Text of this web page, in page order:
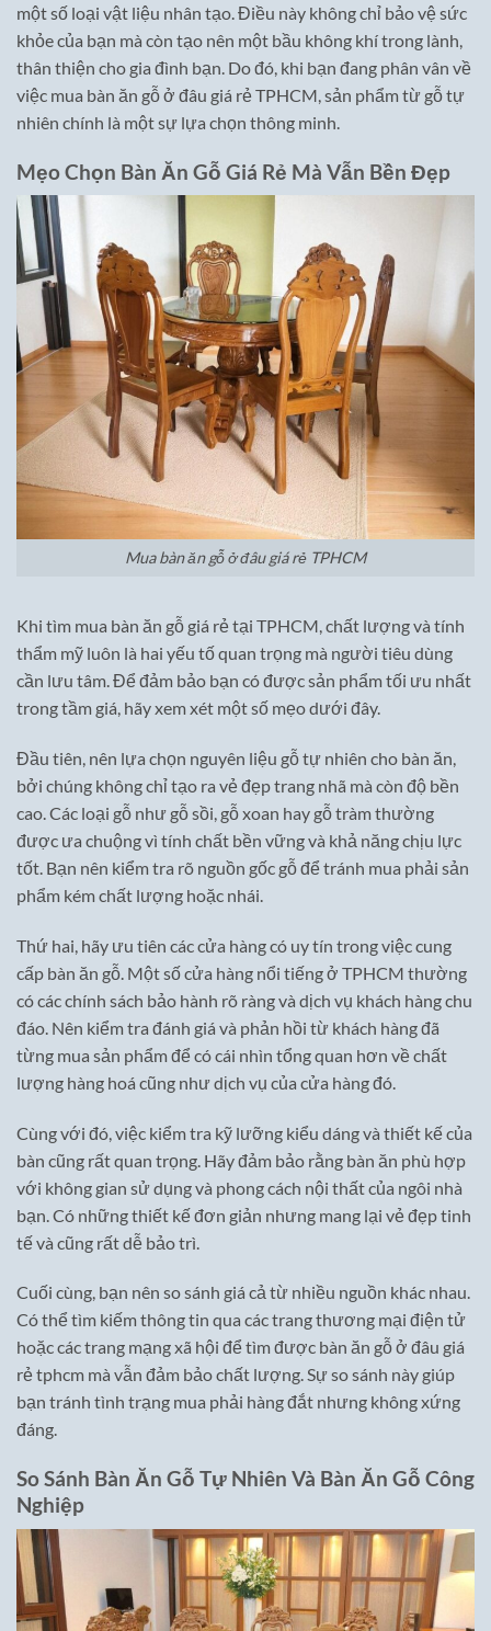
một số loại vật liệu nhân tạo. Điều này không chỉ bảo vệ sức
khỏe của bạn mà còn tạo nên một bầu không khí trong lành,
thân thiện cho gia đình bạn. Do đó, khi bạn đang phân vân về
việc mua bàn ăn gỗ ở đâu giá rẻ TPHCM, sản phẩm từ gỗ tự
nhiên chính là một sự lựa chọn thông minh.
Mẹo Chọn Bàn Ăn Gỗ Giá Rẻ Mà Vẫn Bền Đẹp
Mua bàn ăn gỗ ở đâu giá rẻ TPHCM
Khi tìm mua bàn ăn gỗ giá rẻ tại TPHCM, chất lượng và tính
thẩm mỹ luôn là hai yếu tố quan trọng mà người tiêu dùng
cần lưu tâm. Để đảm bảo bạn có được sản phẩm tối ưu nhất
trong tầm giá, hãy xem xét một số mẹo dưới đây.
Đầu tiên, nên lựa chọn nguyên liệu gỗ tự nhiên cho bàn ăn,
bởi chúng không chỉ tạo ra vẻ đẹp trang nhã mà còn độ bền
cao. Các loại gỗ như gỗ sồi, gỗ xoan hay gỗ tràm thường
được ưa chuộng vì tính chất bền vững và khả năng chịu lực
tốt. Bạn nên kiểm tra rõ nguồn gốc gỗ để tránh mua phải sản
phẩm kém chất lượng hoặc nhái.
Thứ hai, hãy ưu tiên các cửa hàng có uy tín trong việc cung
cấp bàn ăn gỗ. Một số cửa hàng nổi tiếng ở TPHCM thường
có các chính sách bảo hành rõ ràng và dịch vụ khách hàng chu
đáo. Nên kiểm tra đánh giá và phản hồi từ khách hàng đã
từng mua sản phẩm để có cái nhìn tổng quan hơn về chất
lượng hàng hoá cũng như dịch vụ của cửa hàng đó.
Cùng với đó, việc kiểm tra kỹ lưỡng kiểu dáng và thiết kế của
bàn cũng rất quan trọng. Hãy đảm bảo rằng bàn ăn phù hợp
với không gian sử dụng và phong cách nội thất của ngôi nhà
bạn. Có những thiết kế đơn giản nhưng mang lại vẻ đẹp tinh
tế và cũng rất dễ bảo trì.
Cuối cùng, bạn nên so sánh giá cả từ nhiều nguồn khác nhau.
Có thể tìm kiếm thông tin qua các trang thương mại điện tử
hoặc các trang mạng xã hội để tìm được bàn ăn gỗ ở đâu giá
rẻ tphcm mà vẫn đảm bảo chất lượng. Sự so sánh này giúp
bạn tránh tình trạng mua phải hàng đắt nhưng không xứng
đáng.
So Sánh Bàn Ăn Gỗ Tự Nhiên Và Bàn Ăn Gỗ Công
Nghiệp